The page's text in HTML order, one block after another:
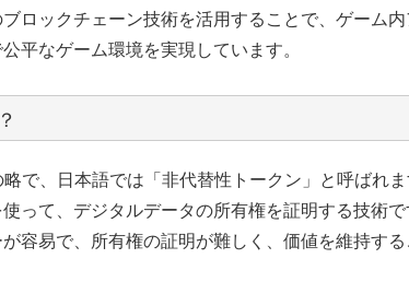
ロックチェーン技術を活用することで、ゲーム
平なゲーム環境を実現しています。
で、日本語では「非代替性トークン」と呼ばれま
って、デジタルデータの所有権を証明する技術で
容易で、所有権の証明が難しく、価値を維持す